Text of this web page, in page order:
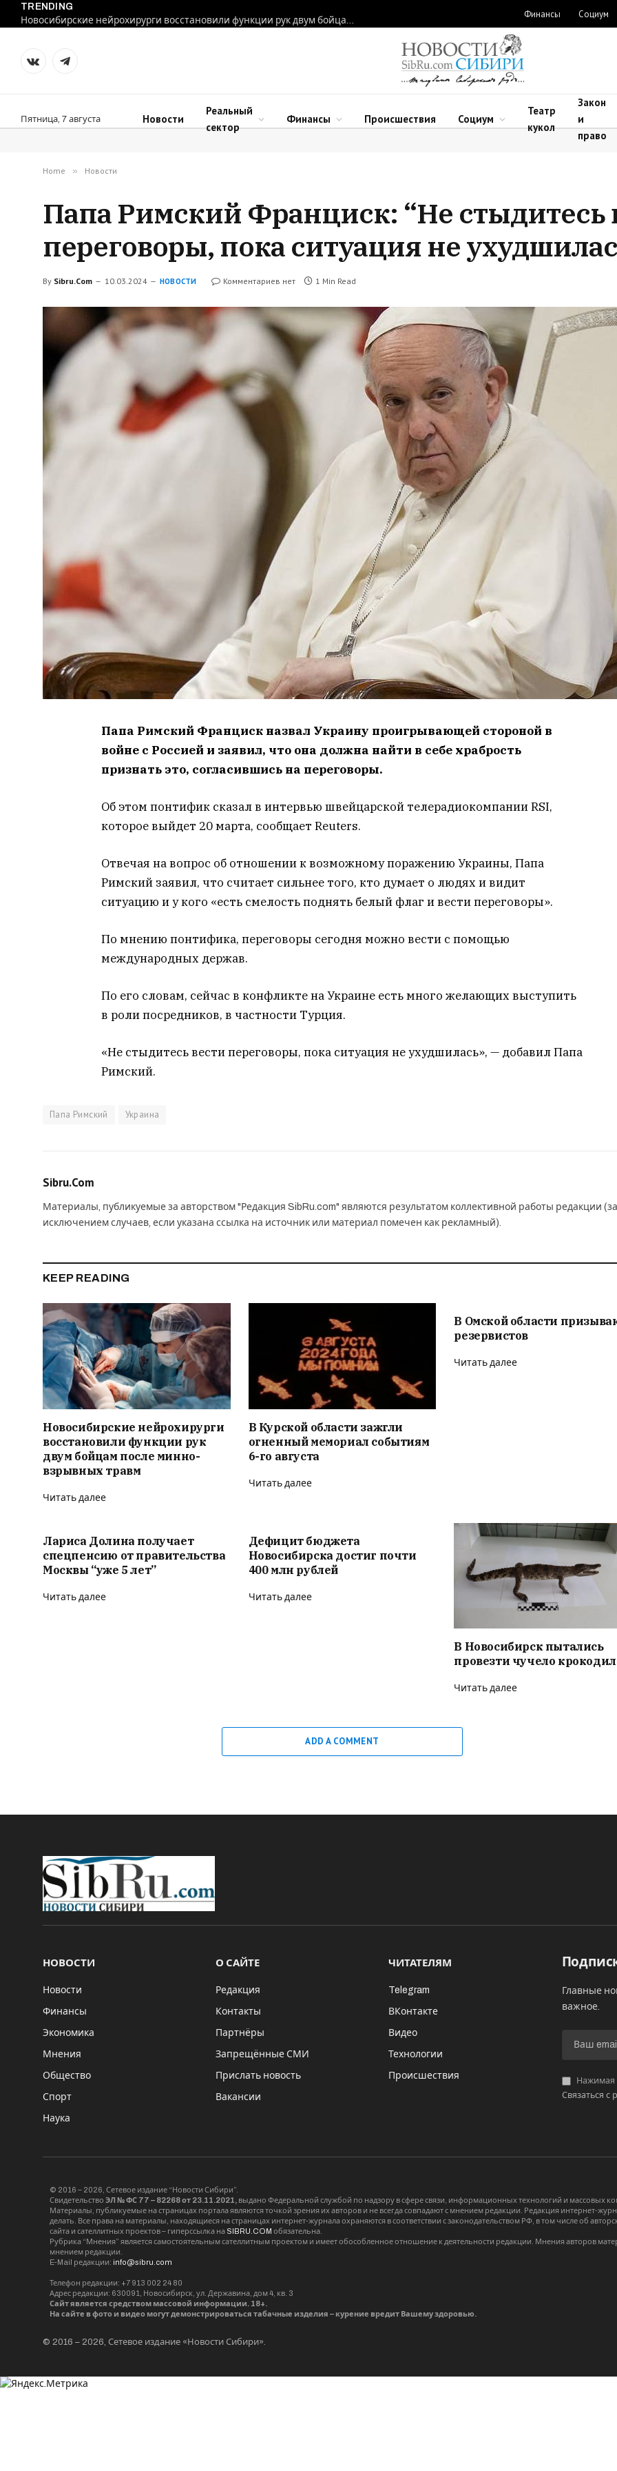
TRENDING
Новосибирские нейрохирурги восстановили функции рук двум бойцам после минно-взрывных травм
Финансы Социум
VKontakteTelegram
Пятница, 7 августа Новости
Реальный
сектор
Финансы Происшествия Социум
Театр
кукол
Закон
и
право
Home » Новости
Папа Римский Франциск: “Не стыдитесь
переговоры, пока ситуация не
By Sibru.Com 10.03.2024 НОВОСТИ Комментариев нет 1 Min Read
Папа Римский Франциск назвал Украину проигрывающей стороной в
войне с Россией и заявил, что она должна найти в себе храбрость
признать это, согласившись на переговоры.
Об этом понтифик сказал в интервью швейцарской телерадиокомпании RSI,
которое выйдет 20 марта, сообщает Reuters.
Отвечая на вопрос об отношении к возможному поражению Украины, Папа
Римский заявил, что считает сильнее того, кто думает о людях и видит
ситуацию и у кого «есть смелость поднять белый флаг и вести переговоры».
По мнению понтифика, переговоры сегодня можно вести с помощью
международных держав.
По его словам, сейчас в конфликте на Украине есть много желающих выступить
в роли посредников, в частности Турция.
«Не стыдитесь вести переговоры, пока ситуация не ухудшилась», — добавил Папа
Римский.
Папа Римский Украина
Sibru.Com
Материалы, публикуемые за авторством "Редакция SibRu.com" являются результатом коллективной работы редакции (за
исключением случаев, если указана ссылка на источник или материал помечен как рекламный).
KEEP READING
Новосибирские нейрохирурги
восстановили функции рук
двум бойцам после минно-
взрывных травм
Читать далее
В Курской области зажгли
огненный мемориал событиям
6-го августа
Читать далее
В Омской области
резервистов
Читать далее
Лариса Долина получает
спецпенсию от правительства
Москвы “уже 5 лет”
Читать далее
Дефицит бюджета
Новосибирска достиг почти
400 млн рублей
Читать далее
В Новосибирск пытались
провезти чучело
Читать далее
ADD A COMMENT
НОВОСТИ
Новости
Финансы
Экономика
Мнения
Общество
Спорт
Наука
О САЙТЕ
Редакция
Контакты
Партнёры
Запрещённые СМИ
Прислать новость
Вакансии
ЧИТАТЕЛЯМ
Telegram
ВКонтакте
Видео
Технологии
Происшествия
Главные
важное.
Нажимая
Связаться с
© 2016 – 2026, Сетевое издание “Новости Сибири”.
Свидетельство ЭЛ № ФС 77 – 82268 от 23.11.2021, выдано Федеральной службой по надзору в сфере связи, информационных технологий и массовых
Материалы, публикуемые на страницах портала являются точкой зрения их авторов и не всегда совпадают с мнением редакции. Редакция интернет-
делать. Все права на материалы, находящиеся на страницах интернет-журнала охраняются в соответствии с законодательством РФ, в том числе об
сайта и сателлитных проектов – гиперссылка на SIBRU.COM обязательна.
Рубрика “Мнения” является самостоятельным сателлитным проектом и имеет обособленное отношение к деятельности редакции. Мнения авторов
мнением редакции.
E-Mail редакции: info@sibru.com
Телефон редакции: +7 913 002 24 80
Адрес редакции: 630091, Новосибирск, ул. Державина, дом 4, кв. 3
Сайт является средством массовой информации. 18+.
На сайте в фото и видео могут демонстрироваться табачные изделия – курение вредит Вашему здоровью.
© 2016 – 2026, Сетевое издание «Новости Сибири».